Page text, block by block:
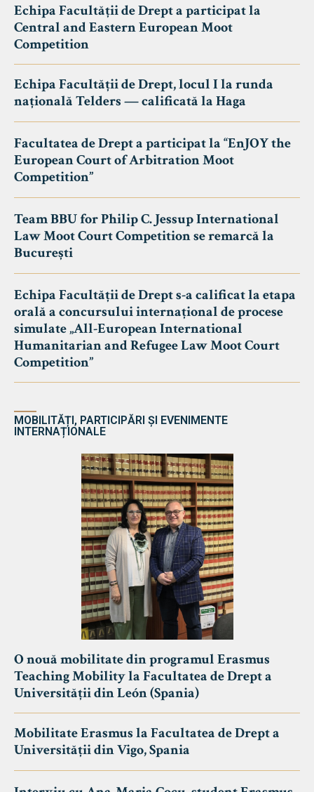
Echipa Facultății de Drept a participat la
Central and Eastern European Moot
Competition
Echipa Facultății de Drept, locul I la runda
națională Telders — calificată la Haga
Facultatea de Drept a participat la “EnJOY the
European Court of Arbitration Moot
Competition”
Team BBU for Philip C. Jessup International
Law Moot Court Competition se remarcă la
București
Echipa Facultății de Drept s-a calificat la etapa
orală a concursului internațional de procese
simulate „All-European International
Humanitarian and Refugee Law Moot Court
Competition”
MOBILITĂȚI, PARTICIPĂRI ȘI EVENIMENTE
INTERNAȚIONALE
O nouă mobilitate din programul Erasmus
Teaching Mobility la Facultatea de Drept a
Universității din León (Spania)
Mobilitate Erasmus la Facultatea de Drept a
Universității din Vigo, Spania